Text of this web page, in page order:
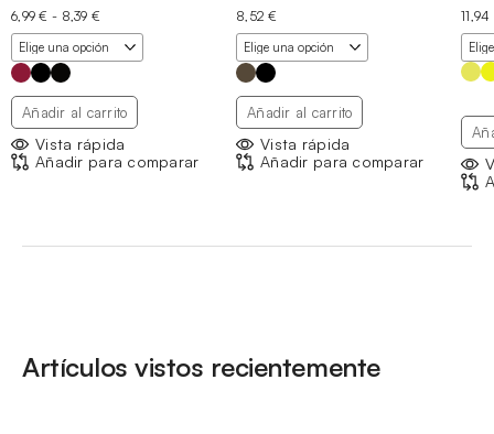
6,99€ - 8,39 €
de
precios:
desde
hasta
8,39 €
Añadir al carrito
Vista rápida
Añadir para comparar
8,52€
Añadir al carrito
Vista rápida
Añadir para comparar
11,94
Artículos vistos recientemente